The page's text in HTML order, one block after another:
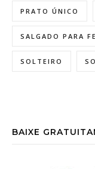
PRATO ÚNICO
SALGADO PARA
SOLTEIRO
BAIXE